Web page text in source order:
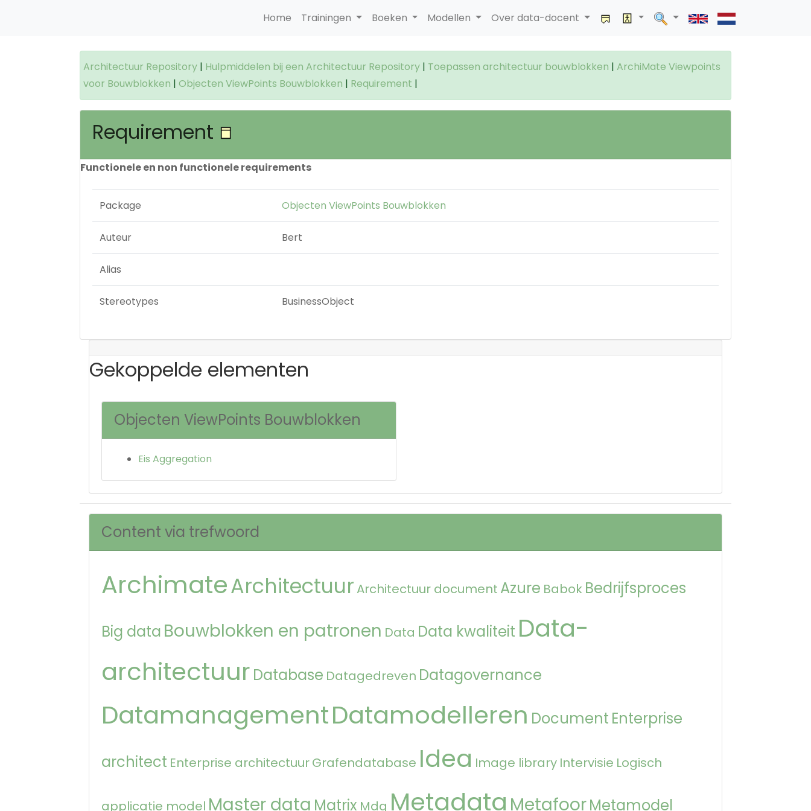
Home Trainingen Boeken Modellen Over data-docent
Architectuur Repository | Hulpmiddelen bij een Architectuur Repository | Toepassen architectuur bouwblokken | ArchiMate Viewpoints
voor Bouwblokken | Objecten ViewPoints Bouwblokken | Requirement |
Requirement
Functionele en non functionele requirements
Package Objecten ViewPoints Bouwblokken
Auteur Bert
Alias
Stereotypes BusinessObject
Gekoppelde elementen
Objecten ViewPoints Bouwblokken
Eis Aggregation
Content via trefwoord
ArchimateArchitectuur Architectuur document Azure Babok Bedrijfsproces
Big data Bouwblokken en patronen Data Data kwaliteit Data-
architectuur Database Datagedreven Datagovernance
DatamanagementDatamodelleren Document Enterprise
architect Enterprise architectuurGrafendatabase Idea Image library Intervisie Logisch
applicatie model Master data Matrix Mdg Metadata MetafoorMetamodel